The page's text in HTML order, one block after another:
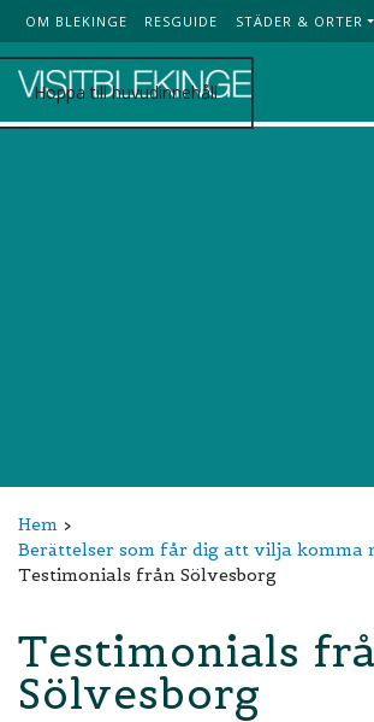
Hoppa till huvudinnehåll
Top Menu
OM BLEKINGE RESGUIDE STÄDER & ORTER
Hem
Berättelser som får dig att vilja komma
Testimonials från Sölvesborg
Testimonials
Sölvesborg